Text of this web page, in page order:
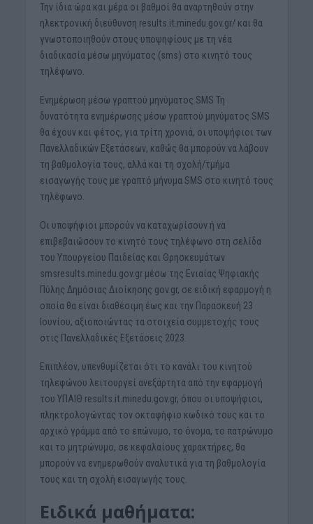
Την ίδια ώρα και μέρα οι βαθμοί θα αναρτηθούν στην
ηλεκτρονική διεύθυνση results.it.minedu.gov.gr/ και θα
γνωστοποιηθούν στους υποψηφίους με τη νέα
διαδικασία μέσω μηνύματος (sms) στο κινητό τους
τηλέφωνο.
Ενημέρωση μέσω γραπτού μηνύματος SMS Τη
δυνατότητα ενημέρωσης μέσω γραπτού μηνύματος SMS
θα έχουν και φέτος, για τρίτη χρονιά, οι υποψήφιοι των
Πανελλαδικών Εξετάσεων, καθώς θα μπορούν να λάβουν
τη βαθμολογία τους, αλλά και τη σχολή/τμήμα
εισαγωγής τους με γραπτό μήνυμα SMS στο κινητό τους
τηλέφωνο.
Οι υποψήφιοι μπορούν να καταχωρίσουν ή να
επιβεβαιώσουν το κινητό τους τηλέφωνο στη σελίδα
του Υπουργείου Παιδείας και Θρησκευμάτων
smsresults.minedu.gov.gr μέσω της Ενιαίας Ψηφιακής
Πύλης Δημόσιας Διοίκησης gov.gr, σε ειδική εφαρμογή η
οποία θα είναι διαθέσιμη έως και την Παρασκευή 23
Ιουνίου, αξιοποιώντας τα στοιχεία συμμετοχής τους
στις Πανελλαδικές Εξετάσεις 2023.
Επιπλέον, υπενθυμίζεται ότι το κανάλι του κινητού
τηλεφώνου λειτουργεί ανεξάρτητα από την εφαρμογή
του ΥΠΑΙΘ results.it.minedu.gov.gr, όπου οι υποψήφιοι,
πληκτρολογώντας τον οκταψήφιο κωδικό τους και το
αρχικό γράμμα από το επώνυμο, το όνομα, το πατρώνυμο
και το μητρώνυμο, σε κεφαλαίους χαρακτήρες, θα
μπορούν να ενημερωθούν αναλυτικά για τη βαθμολογία
τους και τη σχολή εισαγωγής τους.
Ειδικά μαθήματα: